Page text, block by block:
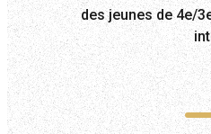
des jeunes de 4e/